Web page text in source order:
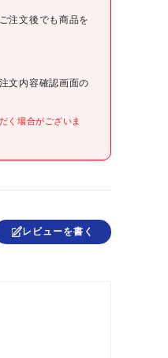
ません。
注文後でも商品を
文内容確認画面の
く場合がございま
レビューを書く